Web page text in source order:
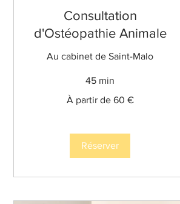
Consultation
d'Ostéopathie Animale
Au cabinet de Saint-Malo
45 min
À partir de 60 €
Réserver